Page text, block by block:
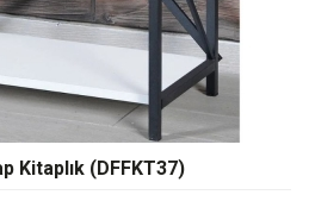
Kitaplık (DFFKT37)